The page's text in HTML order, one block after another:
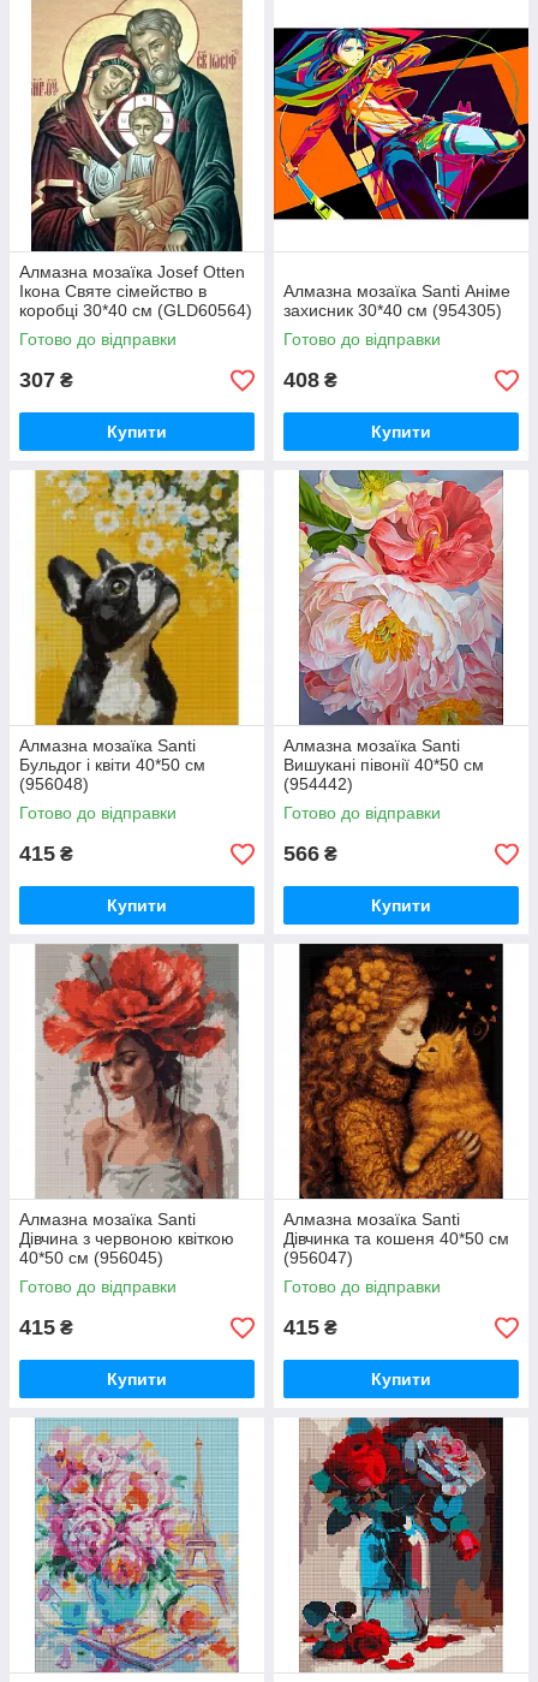
Алмазна мозаїка Josef Otten
Ікона Святе сімейство в
коробці 30*40 см (GLD60564)
Готово до відправки
307 ₴
Купити
Алмазна мозаїка Santi Аніме
захисник 30*40 см (954305)
Готово до відправки
408 ₴
Купити
Алмазна мозаїка Santi
Бульдог і квіти 40*50 см
(956048)
Готово до відправки
415 ₴
Купити
Алмазна мозаїка Santi
Вишукані півонії 40*50 см
(954442)
Готово до відправки
566 ₴
Купити
Алмазна мозаїка Santi
Дівчина з червоною квіткою
40*50 см (956045)
Готово до відправки
415 ₴
Купити
Алмазна мозаїка Santi
Дівчинка та кошеня 40*50 см
(956047)
Готово до відправки
415 ₴
Купити